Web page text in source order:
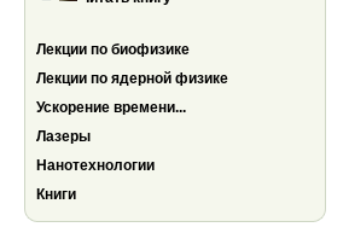
Лекции по биофизике
Лекции по ядерной физике
Ускорение времени...
Лазеры
Нанотехнологии
Книги